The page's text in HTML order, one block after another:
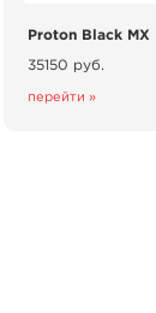
Proton Black MX
35150 руб.
перейти »